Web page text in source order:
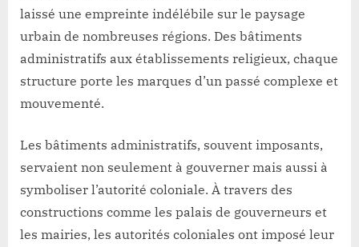
laissé une empreinte indélébile sur le paysage
urbain de nombreuses régions. Des bâtiments
administratifs aux établissements religieux, chaque
structure porte les marques d’un passé complexe et
mouvementé.
Les bâtiments administratifs, souvent imposants,
servaient non seulement à gouverner mais aussi à
symboliser l’autorité coloniale. À travers des
constructions comme les palais de gouverneurs et
les mairies, les autorités coloniales ont imposé leur